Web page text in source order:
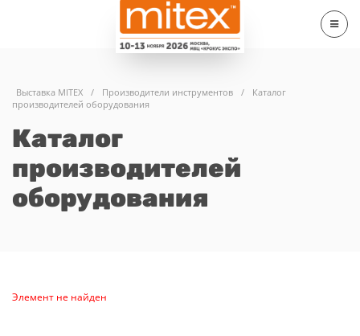
Выставка MITEX / Производители инструментов /
Каталог
производителей оборудования
Каталог
производителей
оборудования
Элемент не найден